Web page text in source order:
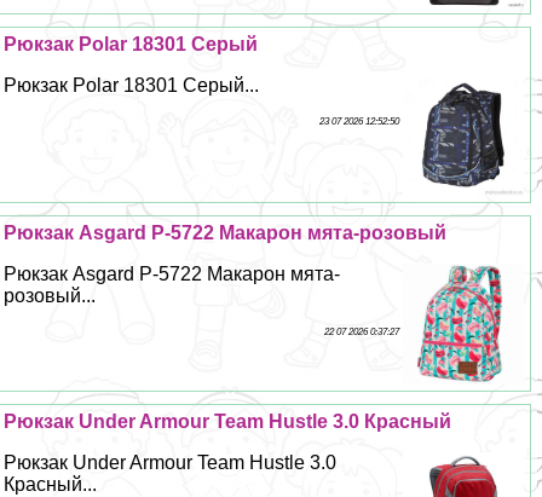
Рюкзак Polar 18301 Серый
Рюкзак Polar 18301 Серый...
23 07 2026 12:52:50
Рюкзак Asgard Р-5722 Макарон мята-розовый
Рюкзак Asgard Р-5722 Макарон мята-
розовый...
22 07 2026 0:37:27
Рюкзак Under Armour Team Hustle 3.0 Красный
Рюкзак Under Armour Team Hustle 3.0
Красный...